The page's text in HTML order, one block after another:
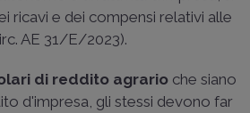
ricavi e dei compensi relativi alle
AE 31/E/2023).
di reddito agrario che siano
d'impresa, gli stessi devono far